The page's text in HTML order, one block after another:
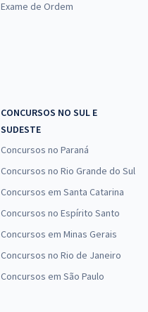
Exame de Ordem
CONCURSOS NO SUL E
SUDESTE
Concursos no Paraná
Concursos no Rio Grande do Sul
Concursos em Santa Catarina
Concursos no Espírito Santo
Concursos em Minas Gerais
Concursos no Rio de Janeiro
Concursos em São Paulo